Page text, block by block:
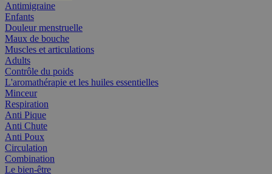
Antimigraine
Enfants
Douleur menstruelle
Maux de bouche
Muscles et articulations
Adults
Contrôle du poids
L'aromathérapie et les huiles essentielles
Minceur
Respiration
Anti Pique
Anti Chute
Anti Poux
Circulation
Combination
Le bien-être